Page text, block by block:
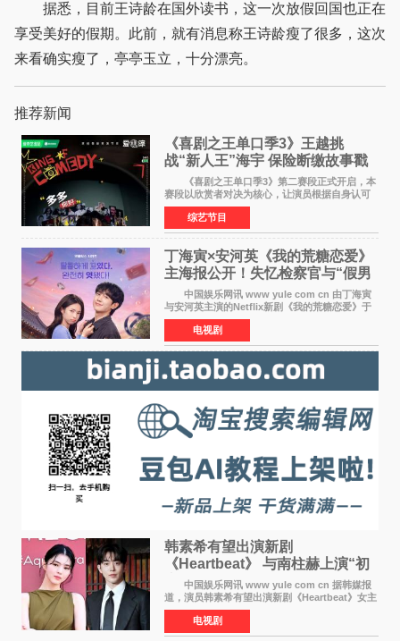
据悉，目前王诗龄在国外读书，这一次放假回国也正在
享受美好的假期。此前，就有消息称王诗龄瘦了很多，这次
来看确实瘦了，亭亭玉立，十分漂亮。
推荐新闻
《喜剧之王单口季3》王越挑
战“新人王”海宇 保险断缴故事戳
中生活痛点
《喜剧之王单口季3》第二赛段正式开启，本
赛段以欣赏者对决为核心，让演员根据自身认可
选择对手，在作品碰撞中完成一次喜剧创作者之
间的交流。这里有实力相当的正面对抗，也有老
朋友、老对手之
综艺节目
丁海寅×安河英《我的荒糖恋爱》
主海报公开！失忆检察官与“假男
友”同居罗曼史来
中国娱乐网讯 www yule com cn 由丁海寅
与安河英主演的Netflix新剧《我的荒糖恋爱》于
近日公开主海报，正式进入开播倒计时。 海
报中，两人并肩站在充满怀旧气息的九津麦芽村
街道上，丁
电视剧
韩素希有望出演新剧
《Heartbeat》 与南柱赫上演“初
恋归来”奇幻罗曼史
中国娱乐网讯 www yule com cn 据韩媒报
道，演员韩素希有望出演新剧《Heartbeat》女主
角，与南柱赫合作，引发高度关注。 韩素希
在剧中饰演能够看到过去的女人洪莎朗一角，因
初恋的意外
电视剧